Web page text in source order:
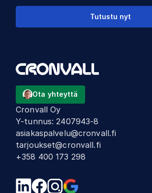
Tutustu nyt
Ota yhteyttä
Cronvall Oy
Y-tunnus:2407943-8
asiakaspalvelu@cronvall.fi
tarjoukset@cronvall.fi
+358 400 173 298